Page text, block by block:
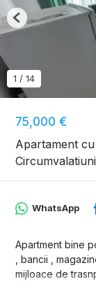
75,000 €
Apartament
1 / 14
Previous
WhatsApp
Apartment bine
, bancii ,
mijloace de